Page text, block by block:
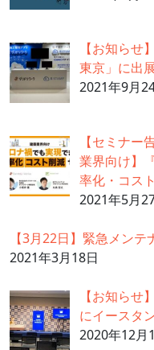
【お知ら
東京」に出
2021年9月
【セミナ
業界向け】
率化・コス
2021年5月
【3月22日】緊急メン
2021年3月18日
【お知らせ
にイースタ
2020年12月